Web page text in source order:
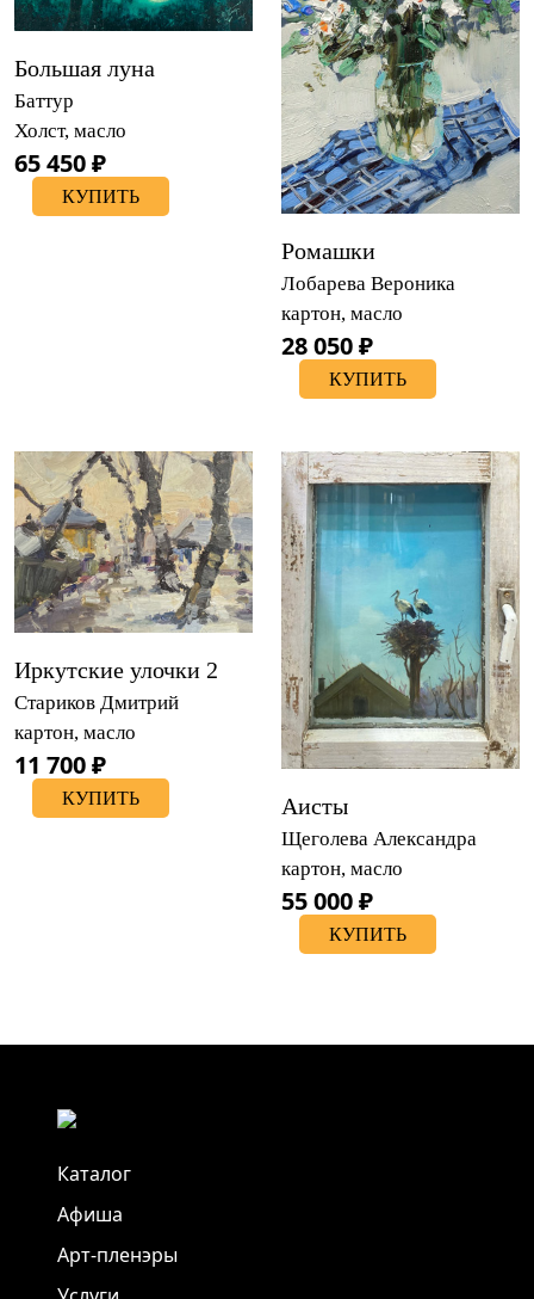
Большая луна
Баттур
Холст, масло
65 450 ₽
КУПИТЬ
Ромашки
Лобарева Вероника
картон, масло
28 050 ₽
КУПИТЬ
Иркутские улочки 2
Стариков Дмитрий
картон, масло
11 700 ₽
КУПИТЬ Аисты
Щеголева Александра
картон, масло
55 000 ₽
КУПИТЬ
Каталог
Афиша
Арт-пленэры